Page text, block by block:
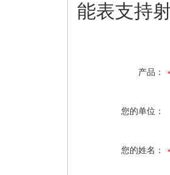
能表支持
产品：
您的单位：
您的姓名：